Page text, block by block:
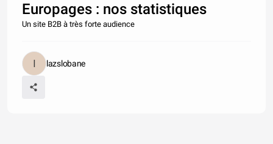
Europages : nos statistiques
Un site B2B à très forte audience
lazslobane